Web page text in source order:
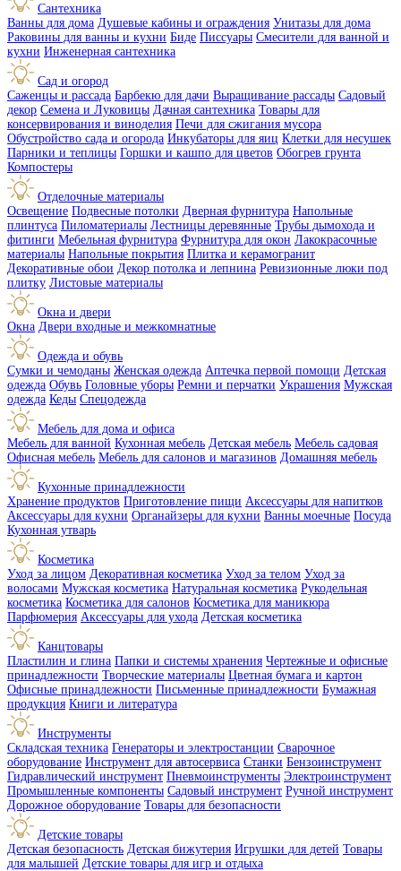
Сантехника
Ванны для дома Душевые кабины и ограждения Унитазы для дома
Раковины для ванны и кухни Биде Писсуары Смесители для ванной и
кухни Инженерная сантехника
Сад и огород
Саженцы и рассада Барбекю для дачи Выращивание рассады Садовый
декор Семена и Луковицы Дачная сантехника Товары для
консервирования и виноделия Печи для сжигания мусора
Обустройство сада и огорода Инкубаторы для яиц Клетки для несушек
Парники и теплицы Горшки и кашпо для цветов Обогрев грунта
Компостеры
Отделочные материалы
Освещение Подвесные потолки Дверная фурнитура Напольные
плинтуса Пиломатериалы Лестницы деревянные Трубы дымохода и
фитинги Мебельная фурнитура Фурнитура для окон Лакокрасочные
материалы Напольные покрытия Плитка и керамогранит
Декоративные обои Декор потолка и лепнина Ревизионные люки под
плитку Листовые материалы
Окна и двери
Окна Двери входные и межкомнатные
Одежда и обувь
Сумки и чемоданы Женская одежда Аптечка первой помощи Детская
одежда Обувь Головные уборы Ремни и перчатки Украшения Мужская
одежда Кеды Спецодежда
Мебель для дома и офиса
Мебель для ванной Кухонная мебель Детская мебель Мебель садовая
Офисная мебель Мебель для салонов и магазинов Домашняя мебель
Кухонные принадлежности
Хранение продуктов Приготовление пищи Аксессуары для напитков
Аксессуары для кухни Органайзеры для кухни Ванны моечные Посуда
Кухонная утварь
Косметика
Уход за лицом Декоративная косметика Уход за телом Уход за
волосами Мужская косметика Натуральная косметика Рукодельная
косметика Косметика для салонов Косметика для маникюра
Парфюмерия Аксессуары для ухода Детская косметика
Канцтовары
Пластилин и глина Папки и системы хранения Чертежные и офисные
принадлежности Творческие материалы Цветная бумага и картон
Офисные принадлежности Письменные принадлежности Бумажная
продукция Книги и литература
Инструменты
Складская техника Генераторы и электростанции Сварочное
оборудование Инструмент для автосервиса Станки Бензоинструмент
Гидравлический инструмент Пневмоинструменты Электроинструмент
Промышленные компоненты Садовый инструмент Ручной инструмент
Дорожное оборудование Товары для безопасности
Детские товары
Детская безопасность Детская бижутерия Игрушки для детей Товары
для малышей Детские товары для игр и отдыха